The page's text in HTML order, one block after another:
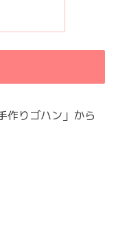
作りゴハン」から